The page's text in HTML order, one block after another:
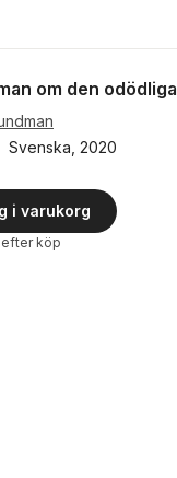
om den odödliga
Svenska 2020
i varukorg
köp